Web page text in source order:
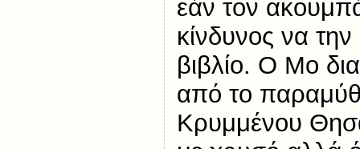
εάν τον
κίνδυνος να
βιβλίο. Ο Μο
από το
Κρυμμένου